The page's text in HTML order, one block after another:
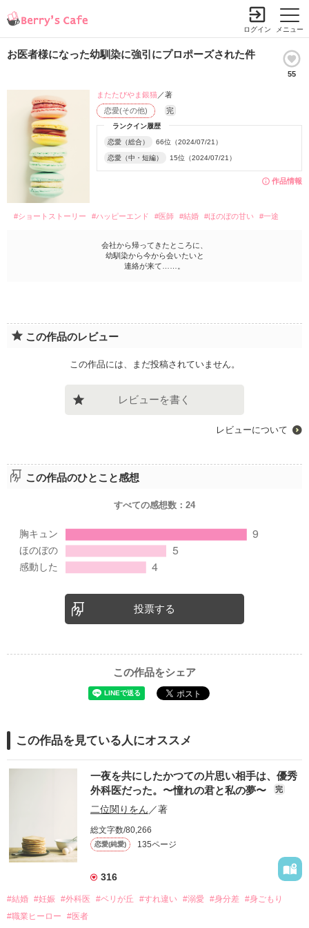
メニュー
ログイン
お医者様になった幼馴染に強引にプロポーズされた件
55
作品情報
ランクイン履歴
恋愛（総合） 66位（2024/07/21）
恋愛（中・短編） 15位（2024/07/21）
恋愛(その他) 完
またたびやま銀猫／著
#ショートストーリー #ハッピーエンド #医師 #結婚 #ほのぼの甘い #一途
会社から帰ってきたところに、
幼馴染から今から会いたいと
連絡が来て……。
この作品のレビュー
この作品には、まだ投稿されていません。
レビューを書く
レビューについて
この作品のひとこと感想
すべての感想数： 24
投票する
この作品をシェア
この作品を見ている人にオススメ
一夜を共にしたかつての片思い相手は、優秀
外科医だった。〜憧れの君と私の夢〜
完
二位関りをん ／著
総文字数/80,266
恋愛(純愛) 135ページ
316
#結婚 #妊娠 #外科医 #ベリが丘 #すれ違い #溺愛 #身分差
#身ごもり
#職業ヒーロー
#医者